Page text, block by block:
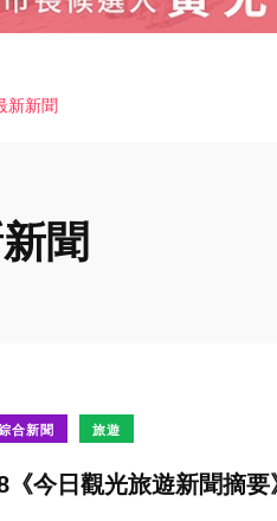
新新聞
聞
合新聞 旅遊
《今日觀光旅遊新聞摘要